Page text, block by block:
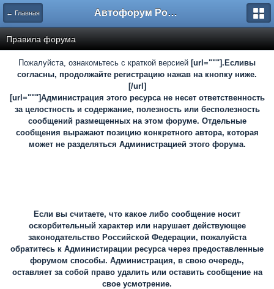
← Главная Автофорум Ростова-на-Дону
Правила форума
Пожалуйста, ознакомьтесь с краткой версией [url="""].Есливы
согласны, продолжайте регистрацию нажав на кнопку ниже.
[/url]
[url="""]Администрация этого ресурса не несет ответственность
за целостность и содержание, полезность или бесполезность
сообщений размещенных на этом форуме. Отдельные
сообщения выражают позицию конкретного автора, которая
может не разделяться Администрацией этого форума.
Если вы считаете, что какое либо сообщение носит
оскорбительный характер или нарушает действующее
законодательство Российской Федерации, пожалуйста
обратитесь к Администирации ресурса через предоставленные
форумом способы. Администрация, в свою очередь,
оставляет за собой право удалить или оставить сообщение на
свое усмотрение.